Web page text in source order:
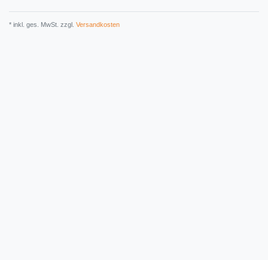
* inkl. ges. MwSt. zzgl. Versandkosten